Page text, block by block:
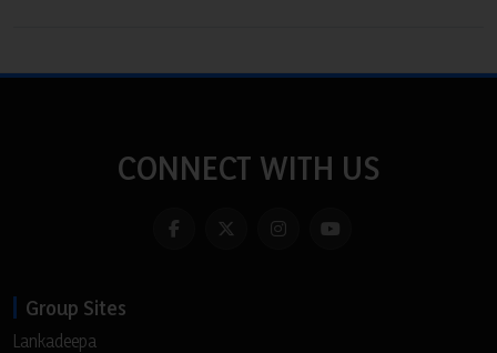
CONNECT WITH US
Group Sites
Lankadeepa